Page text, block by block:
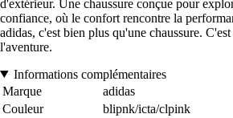
d'extérieur. Une chaussure conçue pour
confiance, où le confort rencontre la
adidas, c'est bien plus qu'une chaussure.
l'aventure.
Informations complémentaires
Marque
adidas
Couleur
blipnk/icta/clpink